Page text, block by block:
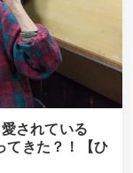
されている
てきた？！【ひ